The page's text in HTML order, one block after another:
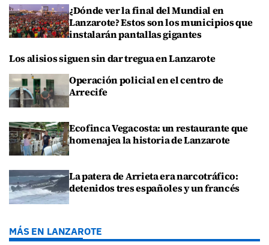
¿Dónde ver la final del Mundial en
Lanzarote? Estos son los municipios que
instalarán pantallas gigantes
Los alisios siguen sin dar tregua en Lanzarote
Operación policial en el centro de
Arrecife
Ecofinca Vegacosta: un restaurante que
homenajea la historia de Lanzarote
La patera de Arrieta era narcotráfico:
detenidos tres españoles y un francés
MÁS EN LANZAROTE